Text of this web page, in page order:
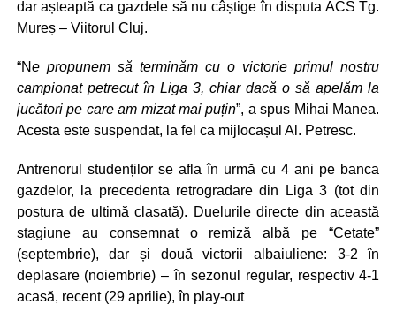
dar așteaptă ca gazdele să nu câștige în disputa ACS Tg.
Mureș – Viitorul Cluj.
“Ne propunem să terminăm cu o victorie primul nostru
campionat petrecut în Liga 3, chiar dacă o să apelăm la
jucători pe care am mizat mai puțin”, a spus Mihai Manea.
Acesta este suspendat, la fel ca mijlocașul Al. Petresc.
Antrenorul studenților se afla în urmă cu 4 ani pe banca
gazdelor, la precedenta retrogradare din Liga 3 (tot din
postura de ultimă clasată). Duelurile directe din această
stagiune au consemnat o remiză albă pe “Cetate”
(septembrie), dar și două victorii albaiuliene: 3-2 în
deplasare (noiembrie) – în sezonul regular, respectiv 4-1
acasă, recent (29 aprilie), în play-out